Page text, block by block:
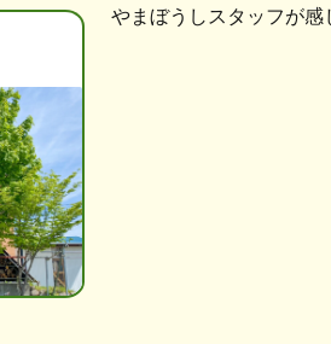
やまぼうしスタッフが感